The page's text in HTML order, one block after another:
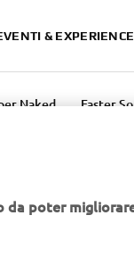
& EXPERIENCE
Naked Faster
poter